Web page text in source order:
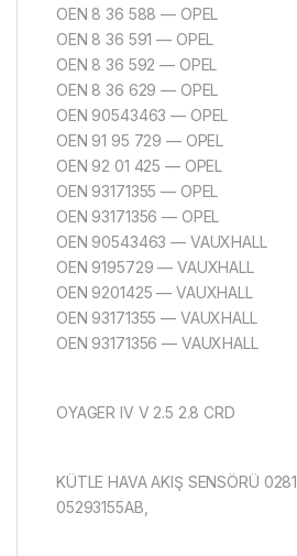
OEN 8 36 588 — OPEL
OEN 8 36 591 — OPEL
OEN 8 36 592 — OPEL
OEN 8 36 629 — OPEL
OEN 90543463 — OPEL
OEN 91 95 729 — OPEL
OEN 92 01 425 — OPEL
OEN 93171355 — OPEL
OEN 93171356 — OPEL
OEN 90543463 — VAUXHALL
OEN 9195729 — VAUXHALL
OEN 9201425 — VAUXHALL
OEN 93171355 — VAUXHALL
OEN 93171356 — VAUXHALL
OYAGER IV V 2.5 2.8 CRD
KÜTLE HAVA AKIŞ SENSÖRÜ
05293155AB,